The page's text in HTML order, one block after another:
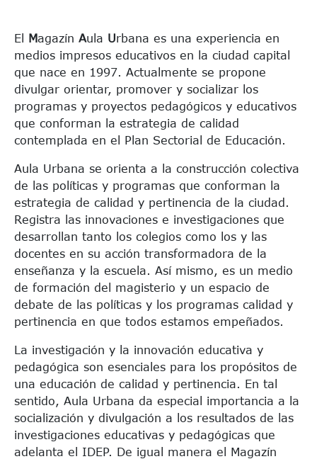
El Magazín Aula Urbana es una experiencia en
medios impresos educativos en la ciudad capital
que nace en 1997. Actualmente se propone
divulgar orientar, promover y socializar los
programas y proyectos pedagógicos y educativos
que conforman la estrategia de calidad
contemplada en el Plan Sectorial de Educación.
Aula Urbana se orienta a la construcción colectiva
de las políticas y programas que conforman la
estrategia de calidad y pertinencia de la ciudad.
Registra las innovaciones e investigaciones que
desarrollan tanto los colegios como los y las
docentes en su acción transformadora de la
enseñanza y la escuela. Así mismo, es un medio
de formación del magisterio y un espacio de
debate de las políticas y los programas calidad y
pertinencia en que todos estamos empeñados.
La investigación y la innovación educativa y
pedagógica son esenciales para los propósitos de
una educación de calidad y pertinencia. En tal
sentido, Aula Urbana da especial importancia a la
socialización y divulgación a los resultados de las
investigaciones educativas y pedagógicas que
adelanta el IDEP. De igual manera el Magazín